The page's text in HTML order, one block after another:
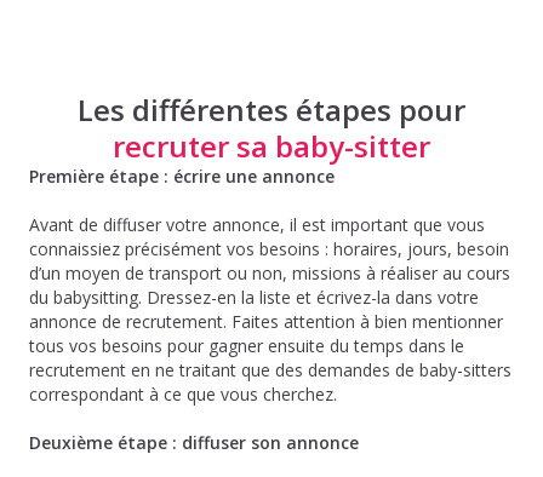
Les différentes étapes pour
recruter sa baby-sitter
Première étape : écrire une annonce
Avant de diffuser votre annonce, il est important que vous
connaissiez précisément vos besoins : horaires, jours, besoin
d’un moyen de transport ou non, missions à réaliser au cours
du babysitting. Dressez-en la liste et écrivez-la dans votre
annonce de recrutement. Faites attention à bien mentionner
tous vos besoins pour gagner ensuite du temps dans le
recrutement en ne traitant que des demandes de baby-sitters
correspondant à ce que vous cherchez.
Deuxième étape : diffuser son annonce